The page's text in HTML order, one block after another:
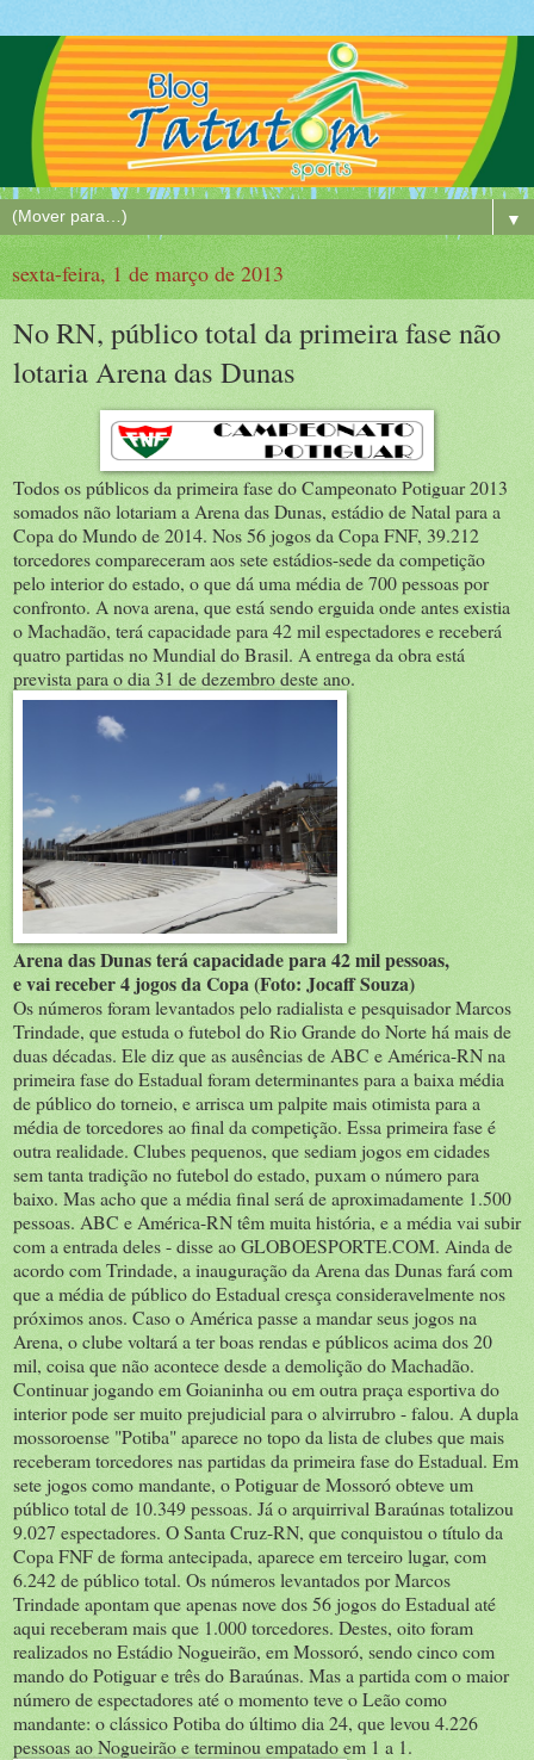
▼
sexta-feira, 1 de março de 2013
No RN, público total da primeira fase não
lotaria Arena das Dunas
Todos os públicos da primeira fase do Campeonato Potiguar 2013
somados não lotariam a Arena das Dunas, estádio de Natal para a
Copa do Mundo de 2014. Nos 56 jogos da Copa FNF, 39.212
torcedores compareceram aos sete estádios-sede da competição
pelo interior do estado, o que dá uma média de 700 pessoas por
confronto. A nova arena, que está sendo erguida onde antes existia
o Machadão, terá capacidade para 42 mil espectadores e receberá
quatro partidas no Mundial do Brasil. A entrega da obra está
prevista para o dia 31 de dezembro deste ano.
Arena das Dunas terá capacidade para 42 mil pessoas,
e vai receber 4 jogos da Copa (Foto: Jocaff Souza)
Os números foram levantados pelo radialista e pesquisador Marcos
Trindade, que estuda o futebol do Rio Grande do Norte há mais de
duas décadas. Ele diz que as ausências de ABC e América-RN na
primeira fase do Estadual foram determinantes para a baixa média
de público do torneio, e arrisca um palpite mais otimista para a
média de torcedores ao final da competição. Essa primeira fase é
outra realidade. Clubes pequenos, que sediam jogos em cidades
sem tanta tradição no futebol do estado, puxam o número para
baixo. Mas acho que a média final será de aproximadamente 1.500
pessoas. ABC e América-RN têm muita história, e a média vai subir
com a entrada deles - disse ao GLOBOESPORTE.COM. Ainda de
acordo com Trindade, a inauguração da Arena das Dunas fará com
que a média de público do Estadual cresça consideravelmente nos
próximos anos. Caso o América passe a mandar seus jogos na
Arena, o clube voltará a ter boas rendas e públicos acima dos 20
mil, coisa que não acontece desde a demolição do Machadão.
Continuar jogando em Goianinha ou em outra praça esportiva do
interior pode ser muito prejudicial para o alvirrubro - falou. A dupla
mossoroense "Potiba" aparece no topo da lista de clubes que mais
receberam torcedores nas partidas da primeira fase do Estadual. Em
sete jogos como mandante, o Potiguar de Mossoró obteve um
público total de 10.349 pessoas. Já o arquirrival Baraúnas totalizou
9.027 espectadores. O Santa Cruz-RN, que conquistou o título da
Copa FNF de forma antecipada, aparece em terceiro lugar, com
6.242 de público total. Os números levantados por Marcos
Trindade apontam que apenas nove dos 56 jogos do Estadual até
aqui receberam mais que 1.000 torcedores. Destes, oito foram
realizados no Estádio Nogueirão, em Mossoró, sendo cinco com
mando do Potiguar e três do Baraúnas. Mas a partida com o maior
número de espectadores até o momento teve o Leão como
mandante: o clássico Potiba do último dia 24, que levou 4.226
pessoas ao Nogueirão e terminou empatado em 1 a 1.